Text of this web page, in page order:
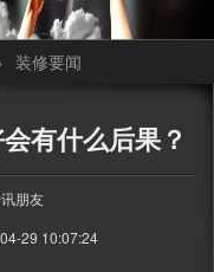
装修要闻
有什么后果？
朋友
29 10:07:24